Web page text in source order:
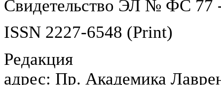
Свидетельство ЭЛ № ФС 77
ISSN 2227-6548 (Print)
Редакция
адрес: Пр. Академика